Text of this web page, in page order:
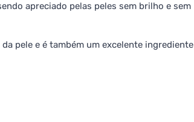
apreciado pelas peles sem brilho e sem
pele e é também um excelente ingrediente